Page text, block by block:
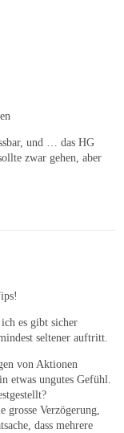
und … das HG
zwar gehen, aber
es gibt sicher
seltener auftritt.
von Aktionen
etwas ungutes Gefühl.
grosse Verzögerung,
dass mehrere